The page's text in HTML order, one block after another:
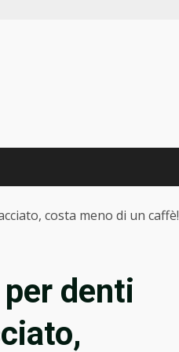
costa meno di un caffè!
denti